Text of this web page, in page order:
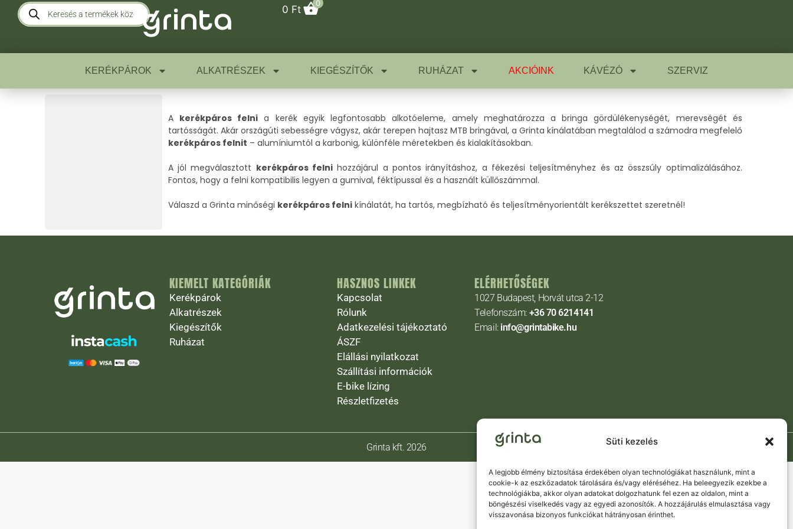
Süti kezelés
A legjobb élmény biztosítása érdekében olyan technológiákat használunk, mint a
cookie-k az eszközadatok tárolására és/vagy eléréséhez. Ha beleegyezik ezekbe a
technológiákba, akkor olyan adatokat dolgozhatunk fel ezen az oldalon, mint a
böngészési viselkedés vagy az egyedi azonosítók. A hozzájárulás elmulasztása vagy
visszavonása bizonyos funkciókat hátrányosan érinthet.
0 Ft
0
KERÉKPÁROK ALKATRÉSZEK KIEGÉSZÍTŐK RUHÁZAT AKCIÓINK KÁVÉZÓ SZERVIZ
A kerékpáros felni a kerék egyik legfontosabb alkotóeleme, amely meghatározza a bringa gördülékenységét, merevségét és
tartósságát. Akár országúti sebességre vágysz, akár terepen hajtasz MTB bringával, a Grinta kínálatában megtalálod a számodra megfelelő
kerékpáros felnit – alumíniumtól a karbonig, különféle méretekben és kialakításokban.
A jól megválasztott kerékpáros felni hozzájárul a pontos irányításhoz, a fékezési teljesítményhez és az összsúly optimalizálásához.
Fontos, hogy a felni kompatibilis legyen a gumival, féktípussal és a használt küllőszámmal.
Válaszd a Grinta minőségi kerékpáros felnikínálatát, ha tartós, megbízható és teljesítményorientált kerékszettet szeretnél!
KIEMELT KATEGÓRIÁK
Kerékpárok
Alkatrészek
Kiegészítők
Ruházat
HASZNOS LINKEK
Kapcsolat
Rólunk
Adatkezelési tájékoztató
ÁSZF
Elállási nyilatkozat
Szállítási információk
E-bike lízing
Részletfizetés
ELÉRHETŐSÉGEK
1027 Budapest, Horvát utca 2-12
Telefonszám: +36 70 6214141
Email: info@grintabike.hu
Grinta kft. 2026